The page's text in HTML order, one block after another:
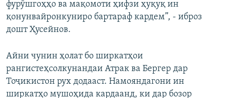
фурӯшгоҳҳо ва мақомоти ҳифзи ҳуқуқ ин
қонунвайронкуниро бартараф кардем”, - иброз
дошт Ҳусейнов.
Айни чунин ҳолат бо ширкатҳои
рангистеҳсолкунандаи Атрак ва Бергер дар
Тоҷикистон рух додааст. Намояндагони ин
ширкатҳо мушоҳида кардаанд, ки дар бозор